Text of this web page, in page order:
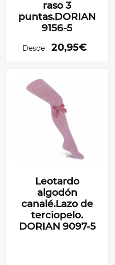
raso 3
puntas.DORIAN
9156-5
Desde 20,95€
Leotardo
algodón
canalé.Lazo de
terciopelo.
DORIAN 9097-5